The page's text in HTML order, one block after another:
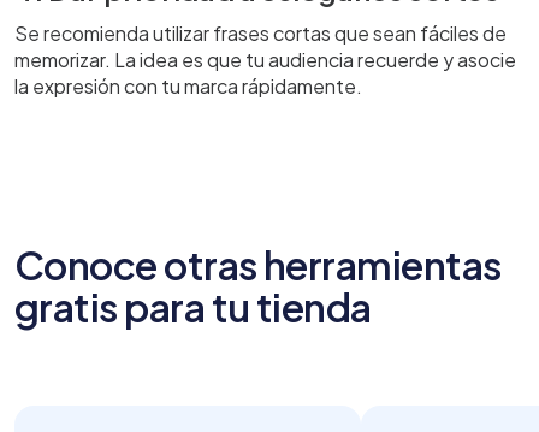
Se recomienda utilizar frases cortas que sean fáciles de
memorizar. La idea es que tu audiencia recuerde y asocie
la expresión con tu marca rápidamente.
Conoce otras herramientas
gratis para tu tienda